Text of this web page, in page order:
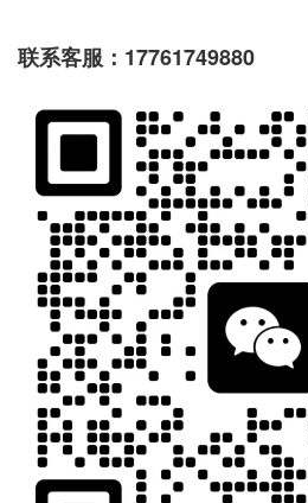
联系客服：17761749880